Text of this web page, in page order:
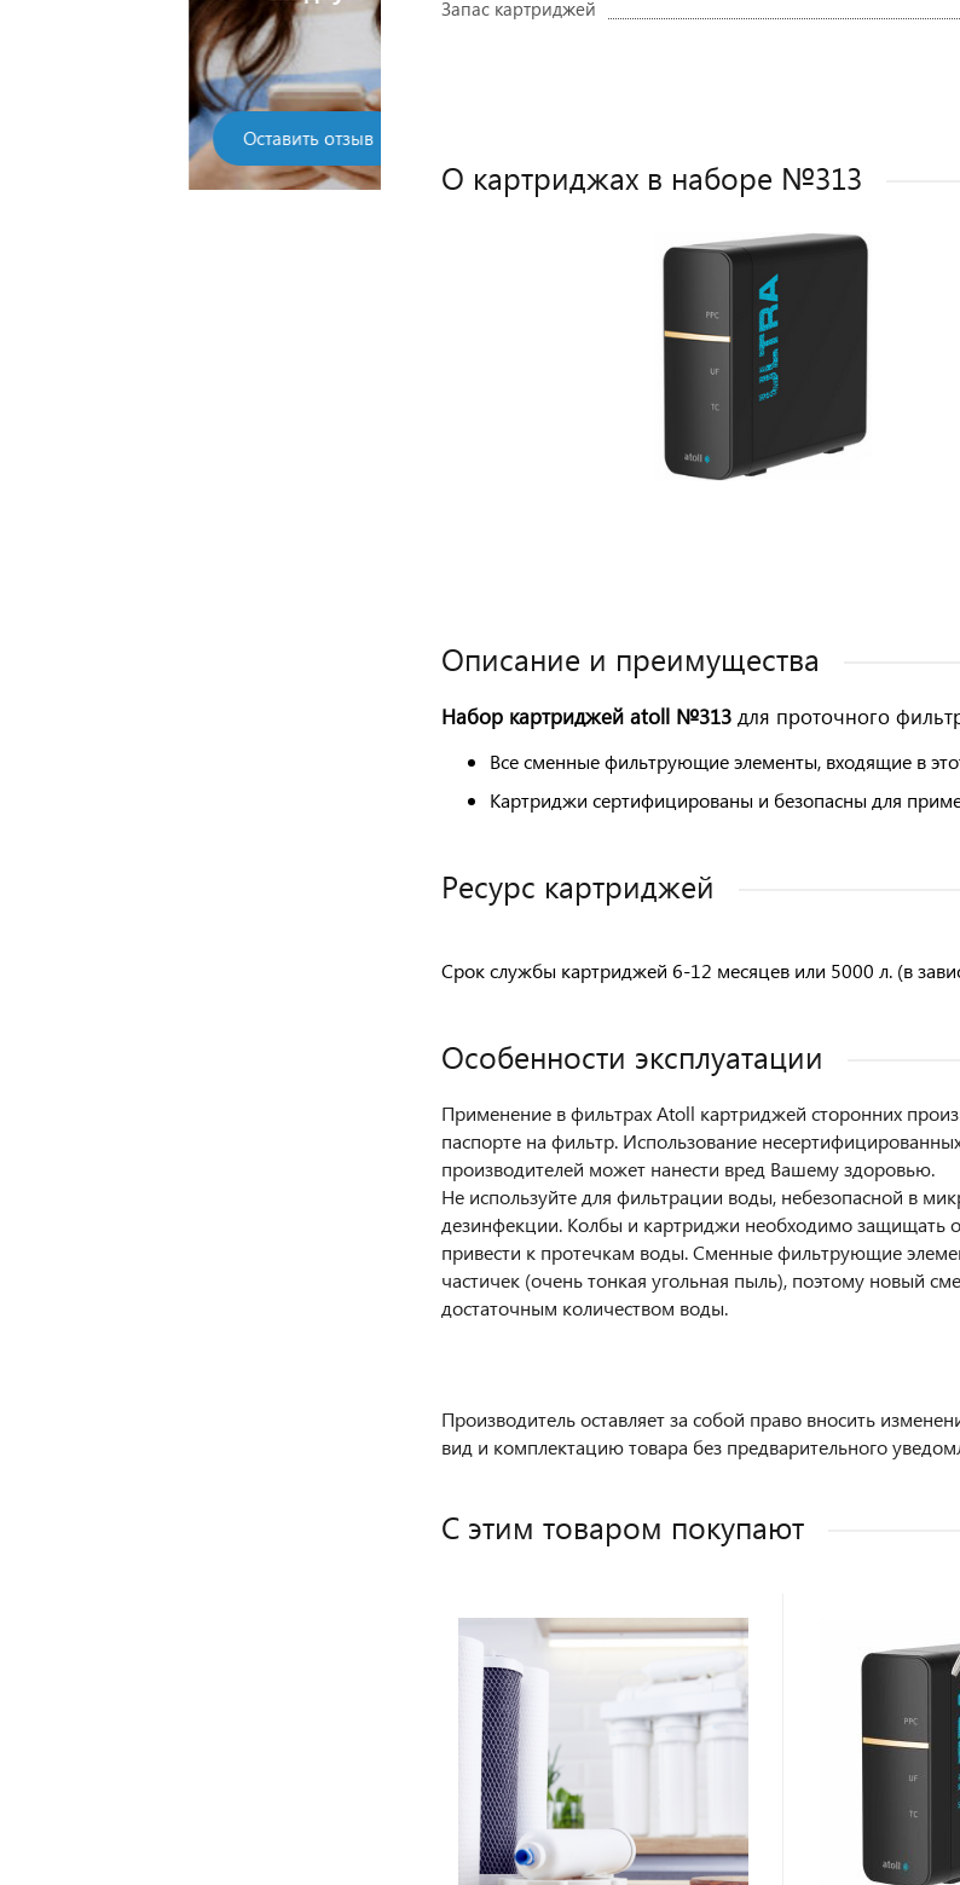
Оставить отзыв
Запас картриджей
О картриджах в наборе №313
Описание и преимущества
Набор картриджей atoll №313 для проточного
Все сменные фильтрующие элементы, входящие в
Картриджи сертифицированы и безопасны для
Ресурс картриджей
Срок службы картриджей 6-12 месяцев или 5000 л. (в
Особенности эксплуатации
Применение в фильтрах Atoll картриджей сторонних
паспорте на фильтр. Использование
производителей может нанести вред Вашему здоровью.
Не используйте для фильтрации воды, небезопасной в
дезинфекции. Колбы и картриджи необходимо защищать
привести к протечкам воды. Сменные фильтрующие
частичек (очень тонкая угольная пыль), поэтому новый
достаточным количеством воды.
Производитель оставляет за собой право вносить
вид и комплектацию товара без предварительного
С этим товаром покупают